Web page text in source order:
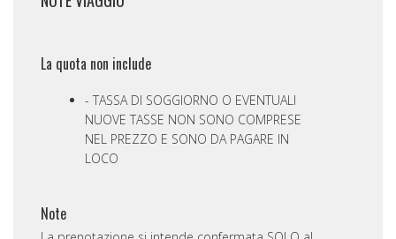
La quota non include
TASSA DI SOGGIORNO O EVENTUALI
NUOVE TASSE NON SONO COMPRESE
NEL PREZZO E SONO DA PAGARE IN
LOCO
Note